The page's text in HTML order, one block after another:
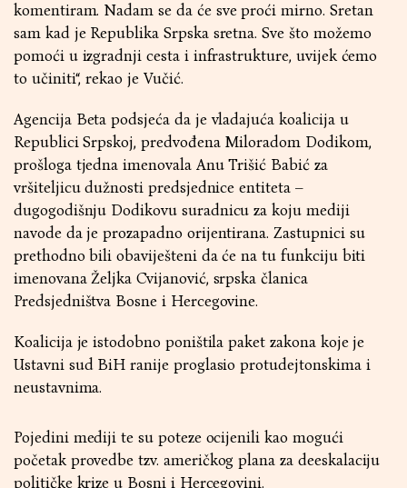
komentiram. Nadam se da će sve proći mirno. Sretan
sam kad je Republika Srpska sretna. Sve što možemo
pomoći u izgradnji cesta i infrastrukture, uvijek ćemo
to učiniti“, rekao je Vučić.
Agencija Beta podsjeća da je vladajuća koalicija u
Republici Srpskoj, predvođena Miloradom Dodikom,
prošloga tjedna imenovala Anu Trišić Babić za
vršiteljicu dužnosti predsjednice entiteta –
dugogodišnju Dodikovu suradnicu za koju mediji
navode da je prozapadno orijentirana. Zastupnici su
prethodno bili obaviješteni da će na tu funkciju biti
imenovana Željka Cvijanović, srpska članica
Predsjedništva Bosne i Hercegovine.
Koalicija je istodobno poništila paket zakona koje je
Ustavni sud BiH ranije proglasio protudejtonskima i
neustavnima.
Pojedini mediji te su poteze ocijenili kao mogući
početak provedbe tzv. američkog plana za deeskalaciju
političke krize u Bosni i Hercegovini.